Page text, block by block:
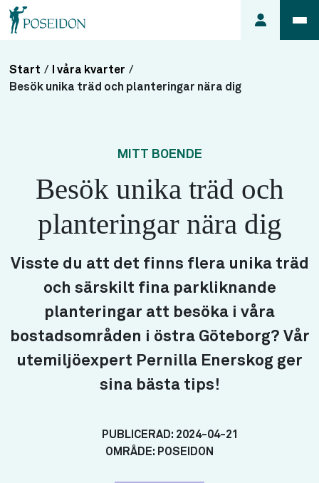
Anmäl ett
min
hyra
Så här
lägenhet
Start / I våra kvarter /
Besök unika träd och planteringar nära dig
MITT BOENDE
Besök unika träd och
planteringar nära dig
Visste du att det finns flera unika träd
och särskilt fina parkliknande
planteringar att besöka i våra
bostadsområden i östra Göteborg? Vår
utemiljöexpert Pernilla Enerskog ger
sina bästa tips!
PUBLICERAD: 2024-04-21
OMRÅDE: POSEIDON